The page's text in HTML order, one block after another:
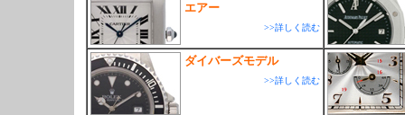
エアー
>>詳しく読む
ダイバーズモデル
>>詳しく読む